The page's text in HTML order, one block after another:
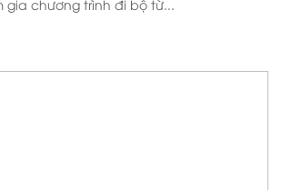
gia chương trình đi bộ từ...